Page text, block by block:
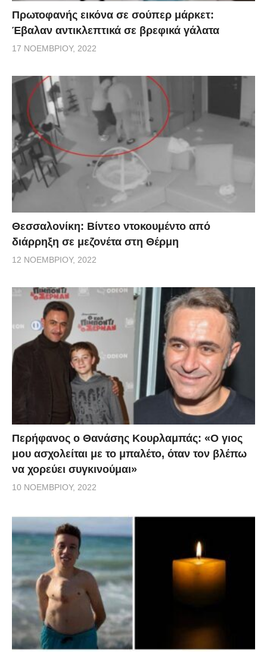
Πρωτοφανής εικόνα σε σούπερ μάρκετ:
Έβαλαν αντικλεπτικά σε βρεφικά γάλατα
17 ΝΟΕΜΒΡΊΟΥ, 2022
Θεσσαλονίκη: Βίντεο ντοκουμέντο από
διάρρηξη σε μεζονέτα στη Θέρμη
12 ΝΟΕΜΒΡΊΟΥ, 2022
Περήφανος ο Θανάσης Κουρλαμπάς: «Ο γιος
μου ασχολείται με το μπαλέτο, όταν τον βλέπω
να χορεύει συγκινούμαι»
10 ΝΟΕΜΒΡΊΟΥ, 2022